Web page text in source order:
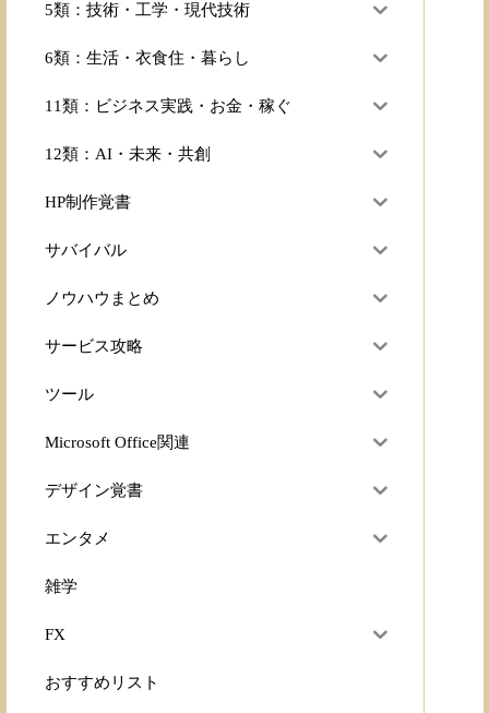
5類：技術・工学・現代技術
6類：生活・衣食住・暮らし
11類：ビジネス実践・お金・稼ぐ
12類：AI・未来・共創
HP制作覚書
サバイバル
ノウハウまとめ
サービス攻略
ツール
Microsoft Office関連
デザイン覚書
エンタメ
雑学
FX
おすすめリスト